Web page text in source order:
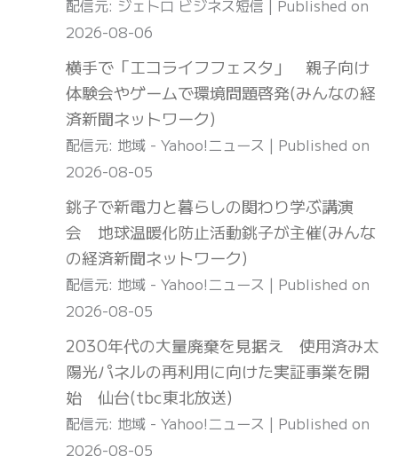
配信元: ジェトロ ビジネス短信
Published on
2026-08-06
横手で「エコライフフェスタ」 親子向け
体験会やゲームで環境問題啓発(みんなの経
済新聞ネットワーク)
配信元: 地域 - Yahoo!ニュース
Published on
2026-08-05
銚子で新電力と暮らしの関わり学ぶ講演
会 地球温暖化防止活動銚子が主催(みんな
の経済新聞ネットワーク)
配信元: 地域 - Yahoo!ニュース
Published on
2026-08-05
2030年代の大量廃棄を見据え 使用済み太
陽光パネルの再利用に向けた実証事業を開
始 仙台(tbc東北放送)
配信元: 地域 - Yahoo!ニュース
Published on
2026-08-05